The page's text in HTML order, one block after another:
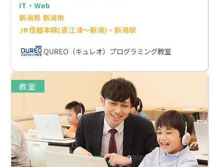
IT・Web
新潟県 新潟市
JR信越本線(直江津～新潟)・新潟駅
QUREO（キュレオ）プログラミング教室
教室